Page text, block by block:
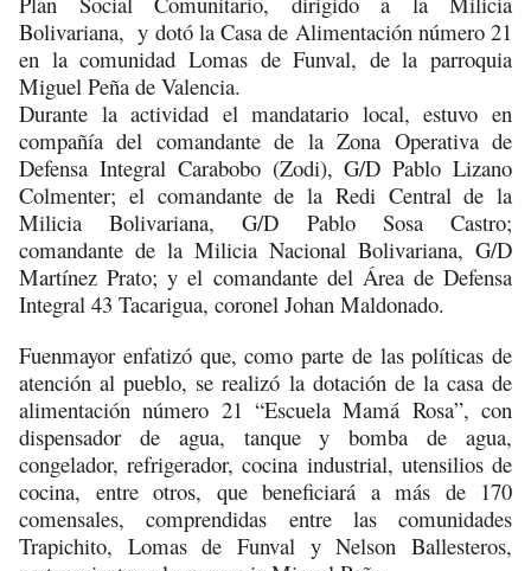
Bolivariana, y dotó la Casa de Alimentación número 21
en la comunidad Lomas de Funval, de la parroquia
Miguel Peña de Valencia.
Durante la actividad el mandatario local, estuvo en
compañía del comandante de la Zona Operativa de
Defensa Integral Carabobo (Zodi), G/D Pablo Lizano
Colmenter; el comandante de la Redi Central de la
Milicia Bolivariana, G/D Pablo Sosa Castro;
comandante de la Milicia Nacional Bolivariana, G/D
Martínez Prato; y el comandante del Área de Defensa
Integral 43 Tacarigua, coronel Johan Maldonado.
Fuenmayor enfatizó que, como parte de las políticas de
atención al pueblo, se realizó la dotación de la casa de
alimentación número 21 “Escuela Mamá Rosa”, con
dispensador de agua, tanque y bomba de agua,
congelador, refrigerador, cocina industrial, utensilios de
cocina, entre otros, que beneficiará a más de 170
comensales, comprendidas entre las comunidades
Trapichito, Lomas de Funval y Nelson Ballesteros,